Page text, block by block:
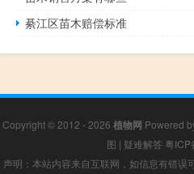
綦江区苗木赔偿标准
Copyright © 2012 - 2026 植物网 Powered
图 | 疑难解答 粤ICP
声明：本站内容来自互联网，如信息有错